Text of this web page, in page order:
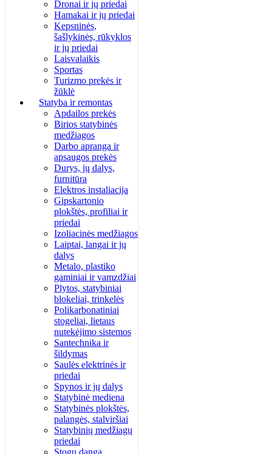
Dronai ir jų priedai
Hamakai ir jų priedai
Kepsninės,
šašlykinės, rūkyklos
ir jų priedai
Laisvalaikis
Sportas
Turizmo prekės ir
žūklė
Statyba ir remontas
Apdailos prekės
Birios statybinės
medžiagos
Darbo apranga ir
apsaugos prekės
Durys, jų dalys,
furnitūra
Elektros instaliacija
Gipskartonio
plokštės, profiliai ir
priedai
Izoliacinės medžiagos
Laiptai, langai ir jų
dalys
Metalo, plastiko
gaminiai ir vamzdžiai
Plytos, statybiniai
blokeliai, trinkelės
Polikarbonatiniai
stogeliai, lietaus
nutekėjimo sistemos
Santechnika ir
šildymas
Saulės elektrinės ir
priedai
Spynos ir jų dalys
Statybinė mediena
Statybinės plokštės,
palangės, stalviršiai
Statybinių medžiagų
priedai
Stogų danga